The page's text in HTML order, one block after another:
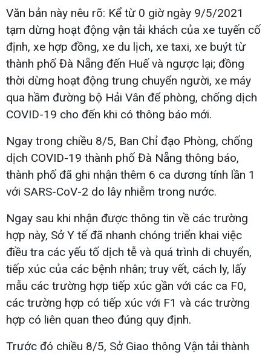
Văn bản này nêu rõ: Kể từ 0 giờ ngày 9/5/2021
tạm dừng hoạt động vận tải khách của xe tuyến cố
định, xe hợp đồng, xe du lịch, xe taxi, xe buýt từ
thành phố Đà Nẵng đến Huế và ngược lại; đồng
thời dừng hoạt động trung chuyển người, xe máy
qua hầm đường bộ Hải Vân để phòng, chống dịch
COVID-19 cho đến khi có thông báo mới.
Ngay trong chiều 8/5, Ban Chỉ đạo Phòng, chống
dịch COVID-19 thành phố Đà Nẵng thông báo,
thành phố đã ghi nhận thêm 6 ca dương tính lần 1
với SARS-CoV-2 do lây nhiễm trong nước.
Ngay sau khi nhận được thông tin về các trường
hợp này, Sở Y tế đã nhanh chóng triển khai việc
điều tra các yếu tố dịch tễ và quá trình di chuyển,
tiếp xúc của các bệnh nhân; truy vết, cách ly, lấy
mẫu các trường hợp tiếp xúc gần với các ca F0,
các trường hợp có tiếp xúc với F1 và các trường
hợp có liên quan theo đúng quy định.
Trước đó chiều 8/5, Sở Giao thông Vận tải thành